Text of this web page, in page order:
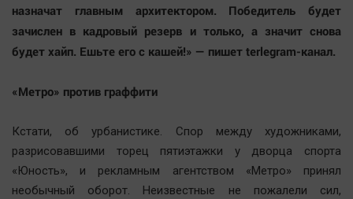
назначат главным архитектором. Победитель будет
зачислен в кадровый резерв и только, а значит снова
будет хайп. Ешьте его с кашей!» — пишет terlegram-канал.
«Метро» против граффити
Кстати, об урбанистике. Спор между художниками,
разрисовавшими торец пятиэтажки у дворца спорта
«Юность», и рекламным агентством «Метро» принял
необычный оборот. Неизвестные не пожалели сил,